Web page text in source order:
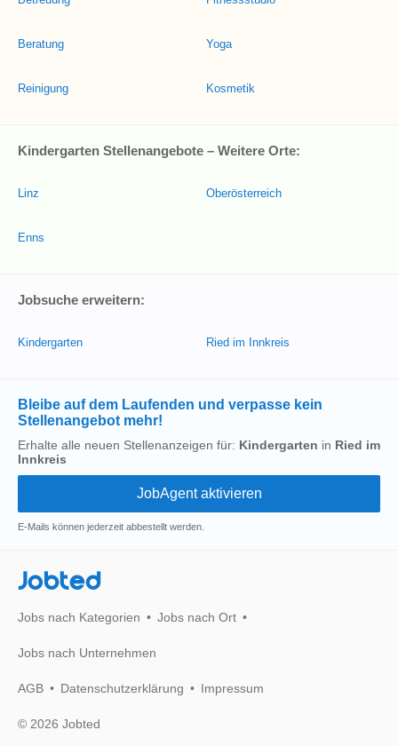
Beratung
Reinigung
Yoga
Kosmetik
Kindergarten Stellenangebote – Weitere Orte:
Linz
Enns
Oberösterreich
Jobsuche erweitern:
Kindergarten Ried im Innkreis
Bleibe auf dem Laufenden und verpasse kein
Stellenangebot mehr!
Erhalte alle neuen Stellenanzeigen für: Kindergarten in Ried im
Innkreis
E-Mails können jederzeit abbestellt werden.
Jobted
Jobs nach Kategorien Jobs nach Ort
Jobs nach Unternehmen
AGB Datenschutzerklärung Impressum
© 2026 Jobted